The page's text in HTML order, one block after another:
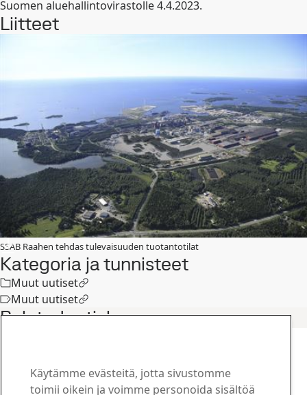
Suomen aluehallintovirastolle 4.4.2023.
Liitteet
SSAB Raahen tehdas tulevaisuuden tuotantotilat
Kategoria ja tunnisteet
Muut uutiset
Muut uutiset
Related articles
Raahessa päättyneet
marrasStrategia, Sijoittajat, Raahe
Käytämme evästeitä, jotta sivustomme
toimii oikein ja voimme personoida sisältöä